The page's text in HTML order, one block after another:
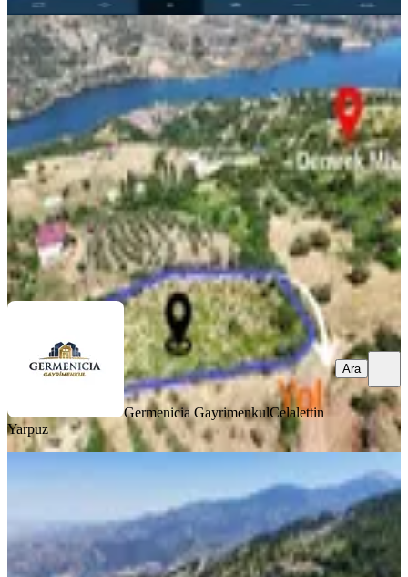
TAKASLI
%5
Demrek'te Baraj Manzaralı (3.165m2)
Satılık Zeytin Bahçesi
Onikişubat, Yenicekale Mahallesi
3165 m²·1.090/m²·20.06.2026
3.450.000 ₺3.650.000 ₺
Germenicia GayrimenkulCelalettin Yarpuz
Ara
Germenicia GayrimenkulCelalettin
Yarpuz
Ara
Yenicekale'de Tek Tapu (7.372m2)
Manzaralı Satılık Tarla
Onikişubat, Yenicekale Mahallesi
7372 m²·848/m²·20.06.2026